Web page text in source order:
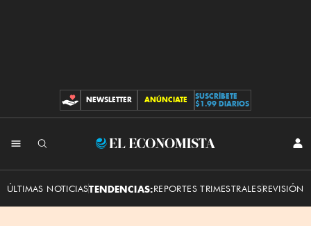
CONTRIBUCIONES
NEWSLETTER ANÚNCIATE
SUSCRÍBETE
$1.99 DIARIOS
El
ÚLTIMAS NOTICIASTENDENCIAS:REPORTES TRIMESTRALESREVISIÓN